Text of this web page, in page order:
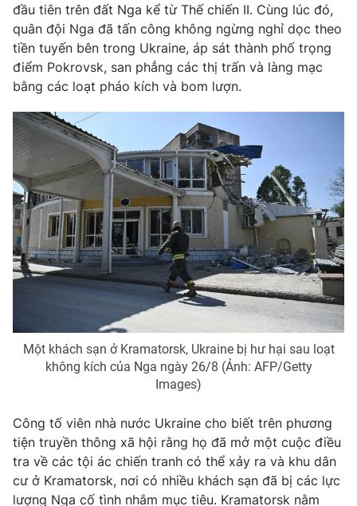
Cơ quan báo chí:Thời báo VTV
Giấy phép hoạt động báo in và báo điện tử số 483/GP-BTTTT
cấp ngày 29/12/2023
Tổng Biên tập:Vũ Thanh Thủy
Phó Tổng Biên tập:
Nguyễn Thị Mỹ Hạnh, Phạm Quốc Thắng,
Nguyễn Trọng Ninh
Tổng đài VTV:024.38 355 931 - 024.38 355 932
Ðiện thoại Thời báo VTV:024.66 897 897
Email:toasoan@vtv.vn
Liên hệ quảng cáo:024-7300.7108
® Cấm sao chép dưới mọi hình thức nếu không có sự chấp
thuận bằng văn bản. Ghi rõ nguồn VTV.vn khi phát hành lại
thông tin từ website này.
đầu tiên trên đất Nga kể từ Thế chiến II. Cùng lúc đó,
quân đội Nga đã tấn công không ngừng nghỉ dọc theo
tiền tuyến bên trong Ukraine, áp sát thành phố trọng
điểm Pokrovsk, san phẳng các thị trấn và làng mạc
bằng các loạt pháo kích và bom lượn.
Một khách sạn ở Kramatorsk, Ukraine bị hư hại sau loạt
không kích của Nga ngày 26/8 (Ảnh: AFP/Getty
Images)
Công tố viên nhà nước Ukraine cho biết trên phương
tiện truyền thông xã hội rằng họ đã mở một cuộc điều
tra về các tội ác chiến tranh có thể xảy ra và khu dân
cư ở Kramatorsk, nơi có nhiều khách sạn đã bị các lực
lượng Nga cố tình nhắm mục tiêu. Kramatorsk nằm